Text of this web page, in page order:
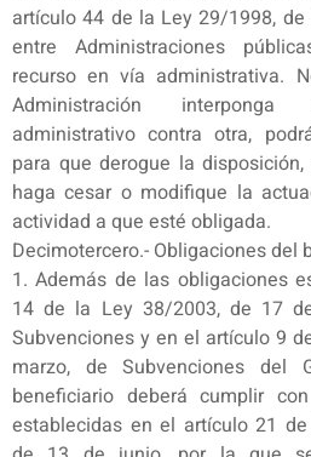
artículo 44 de la Ley 29/1998,
entre Administraciones
recurso en vía administrativa.
Administración interponga
administrativo contra otra,
para que derogue la
haga cesar o modifique la
actividad a que esté obligada.
Decimotercero.- Obligaciones del
1. Además de las obligaciones
14 de la Ley 38/2003, de 17
Subvenciones y en el artículo 9
marzo, de Subvenciones del
beneficiario deberá cumplir
establecidas en el artículo 21